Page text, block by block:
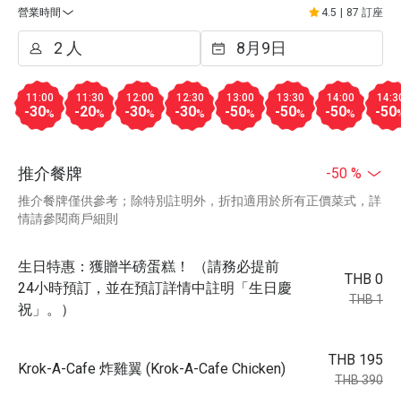
營業時間
4.5 87 訂座
11:00
-30%
11:30
-20%
12:00
-30%
12:30
-30%
13:00
-50%
13:30
-50%
14:00
-50% -50
推介餐牌 -50 %
推介餐牌僅供參考；除特別註明外，折扣適用於所有正價菜式，詳
情請參閱商戶細則
生日特惠：獲贈半磅蛋糕！ （請務必提前
24小時預訂，並在預訂詳情中註明「生日慶
祝」。）
THB 0
THB 1
Krok-A-Cafe 炸雞翼 (Krok-A-Cafe Chicken)
THB 195
THB 390